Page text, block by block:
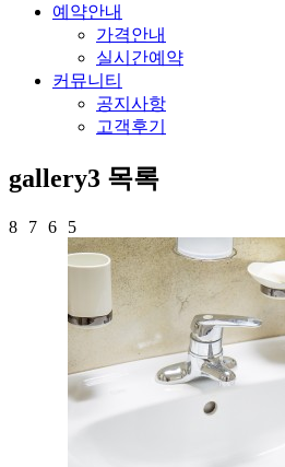
예약안내
가격안내
실시간예약
커뮤니티
공지사항
고객후기
gallery3 목록
8 7 6 5